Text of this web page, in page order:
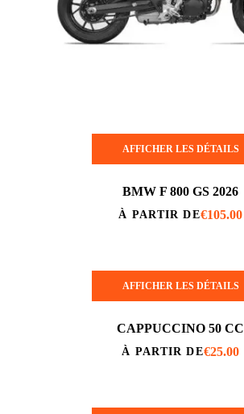
AFFICHER LES DÉTAILS
BMW F 800 GS 2026
À PARTIR DE€105.00
AFFICHER LES DÉTAILS
CAPPUCCINO 50 CC
À PARTIR DE€25.00